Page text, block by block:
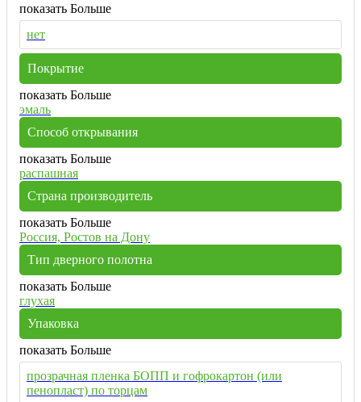
показать Больше
нет
Покрытие
показать Больше
эмаль
Способ открывания
показать Больше
распашная
Страна производитель
показать Больше
Россия, Ростов на Дону
Тип дверного полотна
показать Больше
глухая
Упаковка
показать Больше
прозрачная пленка БОПП и гофрокартон (или
пенопласт) по торцам